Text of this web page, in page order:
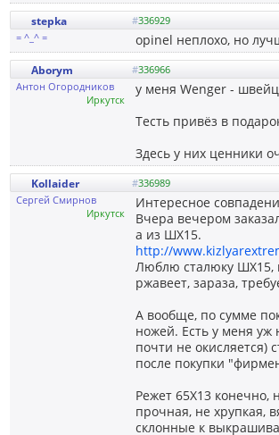
stepka #336929
= ^_^ =
opinel неплохо, но
Aborym #336966
Антон Огородников
Иркутск
у меня Wenger -
Тесть привёз в
Здесь у них ценники
Kollaider #336989
Сергей Смирнов
Иркутск
Интересное
Вчера вечером
а из ШХ15.
http://
Люблю сталюку ШХ15,
ржавеет, зараза,
А вообще, по сумме
ножей. Есть у меня уж
почти не окисляется)
после покупки
Режет 65Х13 конечно,
прочная, не хрупкая,
склонные к